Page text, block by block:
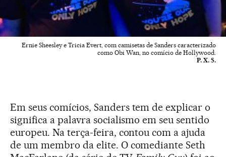
Ernie Sheesley e Tricia Evert, com camisetas de Sanders caracterizado
como Obi Wan, no comício de Hollywood.
P. X. S.
Em seus comícios, Sanders tem de explicar o
significa a palavra socialismo em seu sentido
europeu. Na terça-feira, contou com a ajuda
de um membro da elite. O comediante Seth